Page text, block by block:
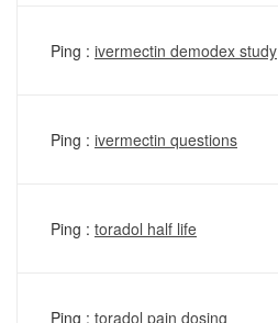
Ping : ivermectin demodex study
Ping : ivermectin questions
Ping : toradol half life
Ping : toradol pain dosing